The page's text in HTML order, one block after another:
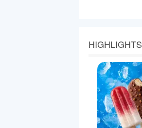
HIGHLIGHTS